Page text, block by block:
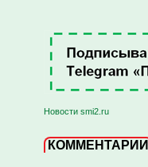
Новости smi2.ru
КОММЕНТАРИИ